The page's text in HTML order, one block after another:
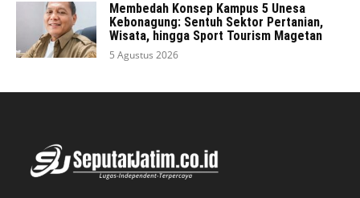
Membedah Konsep Kampus 5 Unesa
Kebonagung: Sentuh Sektor Pertanian,
Wisata, hingga Sport Tourism Magetan
5 Agustus 2026